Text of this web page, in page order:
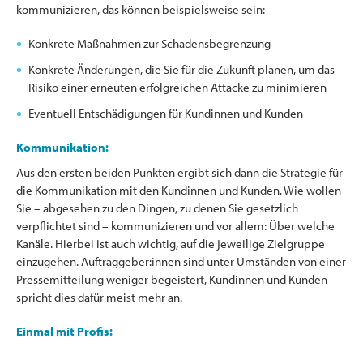
kommunizieren, das können beispielsweise sein:
Konkrete Maßnahmen zur Schadensbegrenzung
Konkrete Änderungen, die Sie für die Zukunft planen, um das
Risiko einer erneuten erfolgreichen Attacke zu minimieren
Eventuell Entschädigungen für Kundinnen und Kunden
Kommunikation:
Aus den ersten beiden Punkten ergibt sich dann die Strategie für
die Kommunikation mit den Kundinnen und Kunden. Wie wollen
Sie – abgesehen zu den Dingen, zu denen Sie gesetzlich
verpflichtet sind – kommunizieren und vor allem: Über welche
Kanäle. Hierbei ist auch wichtig, auf die jeweilige Zielgruppe
einzugehen. Auftraggeber:innen sind unter Umständen von einer
Pressemitteilung weniger begeistert, Kundinnen und Kunden
spricht dies dafür meist mehr an.
Einmal mit Profis: